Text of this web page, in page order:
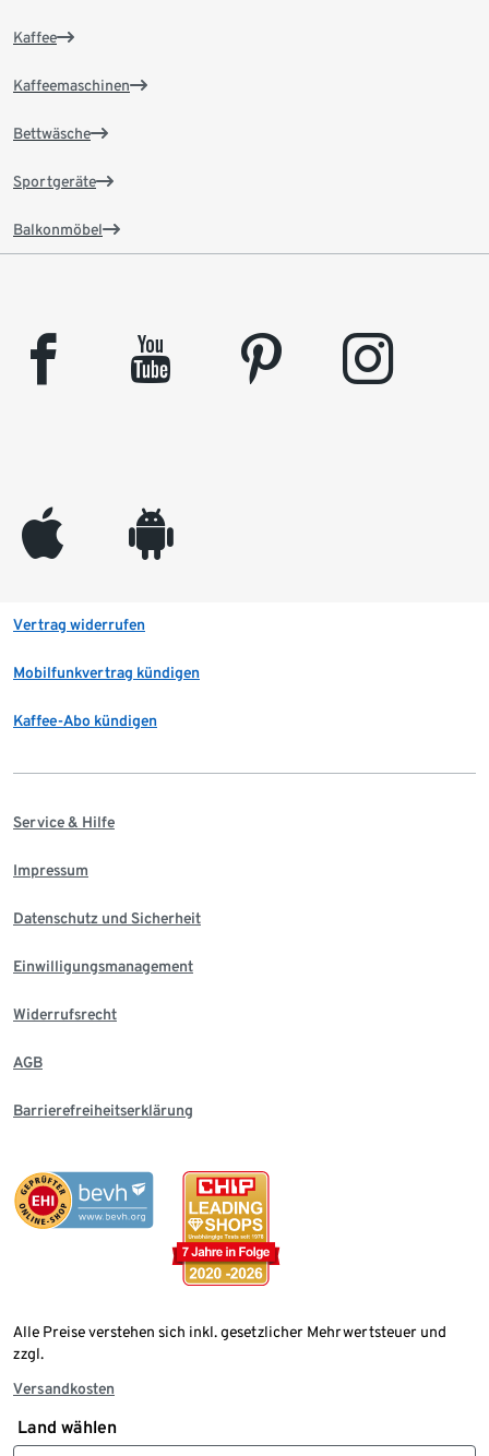
Kaffee
Kaffeemaschinen
Bettwäsche
Sportgeräte
Balkonmöbel
facebook youtube pinterest instagram
appleinc android
Vertrag widerrufen
Mobilfunkvertrag kündigen
Kaffee-Abo kündigen
Service & Hilfe
Impressum
Datenschutz und Sicherheit
Einwilligungsmanagement
Widerrufsrecht
AGB
Barrierefreiheitserklärung
Alle Preise verstehen sich inkl. gesetzlicher Mehrwertsteuer und
zzgl.
Versandkosten
Land wählen